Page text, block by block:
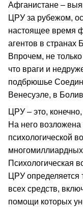
Афганистане –
ЦРУ за рубежом,
настоящее время
агентов в странах
Впрочем, не
что враги и
подбрюшье
Венесуэле, в
ЦРУ – это,
На него
психологической
многомиллиардных
Психологическая
ЦРУ определяется
всех средств,
помощи которых